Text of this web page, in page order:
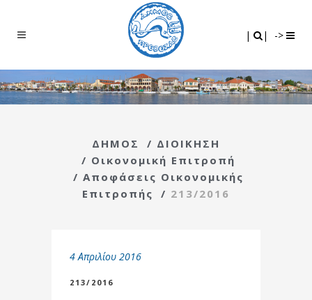
| | ->
ΔΗΜΟΣ / ΔΙΟΙΚΗΣΗ
/ Οικονομική Επιτροπή
/ Αποφάσεις Οικονομικής
Επιτροπής
/ 213/2016
4 Απριλίου 2016
213/2016